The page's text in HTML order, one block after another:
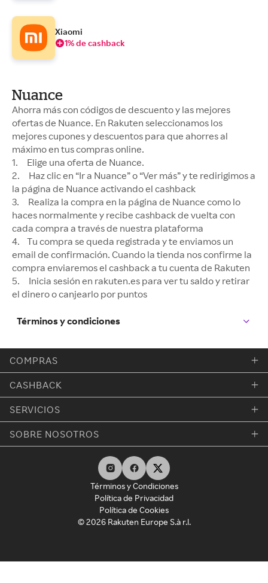
Xiaomi
1% de cashback
Nuance
Ahorra más con códigos de descuento y las mejores
ofertas de Nuance. En Rakuten seleccionamos los
mejores cupones y descuentos para que ahorres al
máximo en tus compras online.
1. Elige una oferta de Nuance.
2. Haz clic en “Ir a Nuance” o “Ver más” y te redirigimos a
la página de Nuance activando el cashback
3. Realiza la compra en la página de Nuance como lo
haces normalmente y recibe cashback de vuelta con
cada compra a través de nuestra plataforma
4. Tu compra se queda registrada y te enviamos un
email de confirmación. Cuando la tienda nos confirme la
compra enviaremos el cashback a tu cuenta de Rakuten
5. Inicia sesión en rakuten.es para ver tu saldo y retirar
el dinero o canjearlo por puntos
Términos y condiciones
COMPRAS
CASHBACK
SERVICIOS
SOBRE NOSOTROS
Términos y Condiciones
Política de Privacidad
Política de Cookies
© 2026 Rakuten Europe S.à r.l.